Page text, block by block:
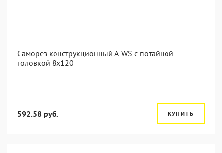
Саморез конструкционный A-WS с потайной
головкой 8x120
592.58 руб. КУПИТЬ